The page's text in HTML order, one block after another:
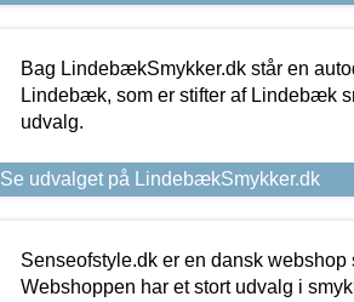
Bag LindebækSmykker.dk står en
Lindebæk, som er stifter af Lindebæk
udvalg.
Se udvalget på LindebækSmykker.dk
Senseofstyle.dk er en dansk
Webshoppen har et stort udvalg i